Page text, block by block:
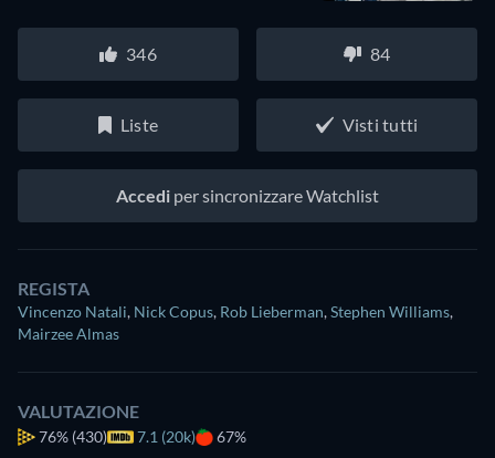
346 84
Liste Visti tutti
Accedi per sincronizzare Watchlist
REGISTA
Vincenzo Natali, Nick Copus, Rob Lieberman,Stephen Williams,
Mairzee Almas
VALUTAZIONE
76% (430) 7.1 (20k) 67%